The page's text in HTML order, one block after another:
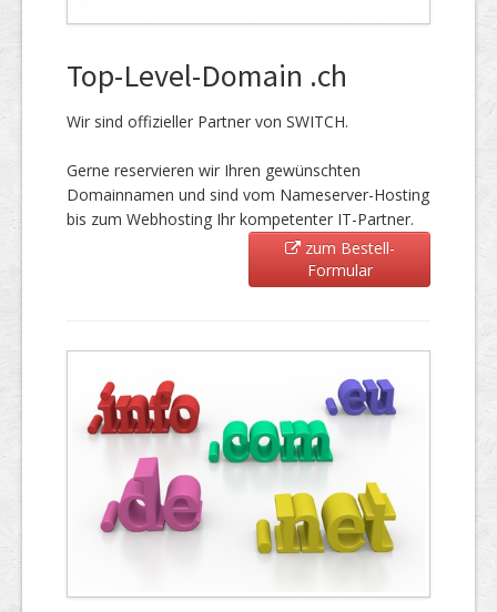
Top-Level-Domain .ch
Wir sind offizieller Partner von SWITCH.
Gerne reservieren wir Ihren gewünschten
Domainnamen und sind vom Nameserver-Hosting
bis zum Webhosting Ihr kompetenter IT-Partner.
zum Bestell-
Formular